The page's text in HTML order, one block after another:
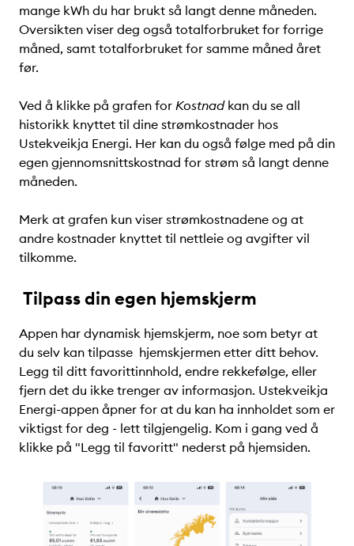
mange kWh du har brukt så langt denne måneden.
Oversikten viser deg også totalforbruket for forrige
måned, samt totalforbruket for samme måned året
før.
Ved å klikke på grafen for Kostnadkan du se all
historikk knyttet til dine strømkostnader hos
Ustekveikja Energi. Her kan du også følge med på din
egen gjennomsnittskostnad for strøm så langt denne
måneden.
Merk at grafen kun viser strømkostnadene og at
andre kostnader knyttet til nettleie og avgifter vil
tilkomme.
Tilpass din egen hjemskjerm
Appen har dynamisk hjemskjerm, noe som betyr at
du selv kan tilpasse hjemskjermen etter ditt behov.
Legg til ditt favorittinnhold, endre rekkefølge, eller
fjern det du ikke trenger av informasjon. Ustekveikja
Energi-appen åpner for at du kan ha innholdet som er
viktigst for deg - lett tilgjengelig. Kom i gang ved å
klikke på "Legg til favoritt" nederst på hjemsiden.